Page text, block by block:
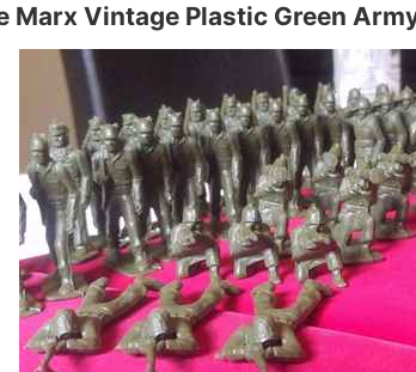
Marx Vintage Plastic Green